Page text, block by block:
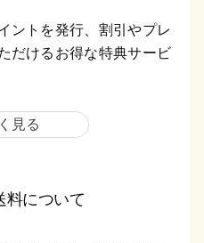
ントを発行、割引やプレ
だけるお得な特典サービ
見る
料について